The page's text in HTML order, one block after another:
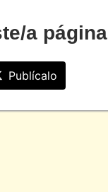
a página
Publícalo